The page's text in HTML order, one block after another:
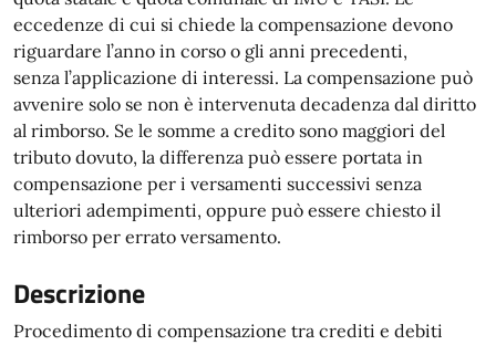
eccedenze di cui si chiede la compensazione devono
riguardare l’anno in corso o gli anni precedenti,
senza l’applicazione di interessi. La compensazione può
avvenire solo se non è intervenuta decadenza dal diritto
al rimborso. Se le somme a credito sono maggiori del
tributo dovuto, la differenza può essere portata in
compensazione per i versamenti successivi senza
ulteriori adempimenti, oppure può essere chiesto il
rimborso per errato versamento.
Descrizione
Procedimento di compensazione tra crediti e debiti